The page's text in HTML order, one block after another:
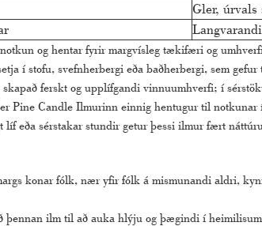
Gler, úrvals
og hentar fyrir margvísleg tækifæri og
í stofu, svefnherbergi eða baðherbergi, sem
ferskt og upplífgandi vinnuumhverfi; í
Pine Candle Ilmurinn einnig hentugur til
líf eða sérstakar stundir getur þessi ilmur fært
konar fólk, nær yfir fólk á mismunandi aldri,
ilm til að auka hlýju og þægindi í